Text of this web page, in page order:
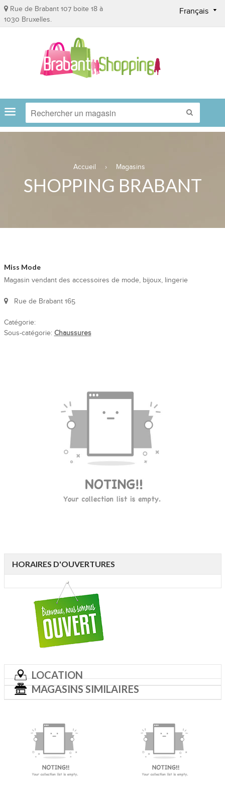
Rue de Brabant 107 boite 18 à
1030 Bruxelles.
Français
Menu
Accueil › Magasins
SHOPPING BRABANT
Miss Mode
Magasin vendant des accessoires de mode, bijoux, lingerie
Rue de Brabant 165
Catégorie:
Sous-catégorie: Chaussures
HORAIRES D'OUVERTURES
LOCATION
MAGASINS SIMILAIRES